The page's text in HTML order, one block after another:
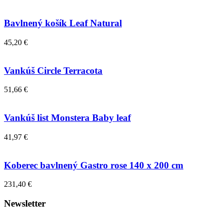
Bavlnený košík Leaf Natural
45,20 €
Vankúš Circle Terracota
51,66 €
Vankúš list Monstera Baby leaf
41,97 €
Koberec bavlnený Gastro rose 140 x 200 cm
231,40 €
Newsletter